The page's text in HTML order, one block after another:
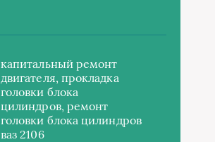
капитальный ремонт
двигателя, прокладка
головки блока
цилиндров, ремонт
головки блока цилиндров
ваз 2106